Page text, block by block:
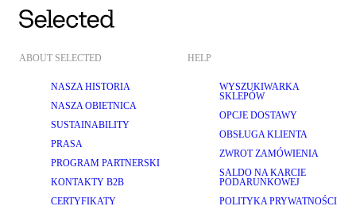
ABOUT SELECTED
NASZA HISTORIA
NASZA OBIETNICA
SUSTAINABILITY
PRASA
PROGRAM PARTNERSKI
KONTAKTY B2B
CERTYFIKATY
HELP
WYSZUKIWARKA
SKLEPÓW
OPCJE DOSTAWY
OBSŁUGA KLIENTA
ZWROT ZAMÓWIENIA
SALDO NA KARCIE
PODARUNKOWEJ
POLITYKA PRYWATNOŚCI